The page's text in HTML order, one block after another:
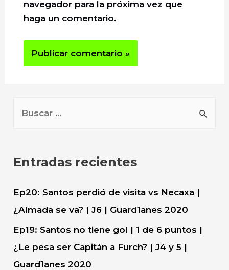
navegador para la próxima vez que
haga un comentario.
c
r
:
Entradas recientes
Ep20: Santos perdió de visita vs Necaxa |
¿Almada se va? | J6 | Guard1anes 2020
Ep19: Santos no tiene gol | 1 de 6 puntos |
¿Le pesa ser Capitán a Furch? | J4 y 5 |
Guard1anes 2020